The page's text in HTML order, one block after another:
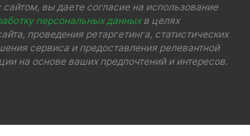
вы даете согласие на использование
персональных данныхв целях
проведения ретаргетинга, статистических
сервиса и предоставления релевантной
на основе ваших предпочтений и интересов.